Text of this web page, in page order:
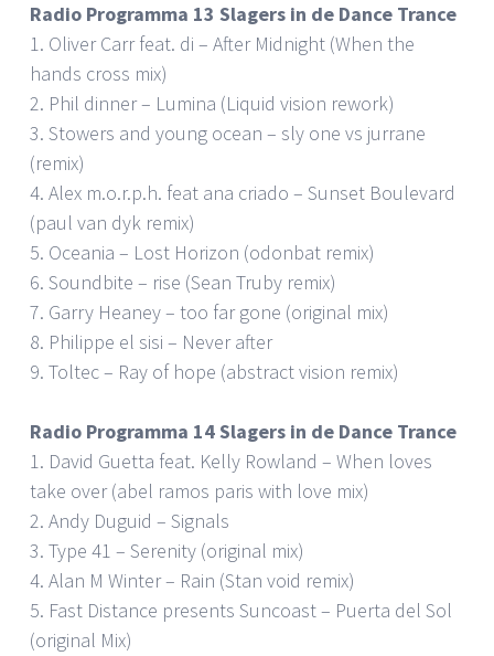
Radio Programma 13 Slagers in de Dance Trance
1. Oliver Carr feat. di – After Midnight (When the
hands cross mix)
2. Phil dinner – Lumina (Liquid vision rework)
3. Stowers and young ocean – sly one vs jurrane
(remix)
4. Alex m.o.r.p.h. feat ana criado – Sunset Boulevard
(paul van dyk remix)
5. Oceania – Lost Horizon (odonbat remix)
6. Soundbite – rise (Sean Truby remix)
7. Garry Heaney – too far gone (original mix)
8. Philippe el sisi – Never after
9. Toltec – Ray of hope (abstract vision remix)
Radio Programma 14 Slagers in de Dance Trance
1. David Guetta feat. Kelly Rowland – When loves
take over (abel ramos paris with love mix)
2. Andy Duguid – Signals
3. Type 41 – Serenity (original mix)
4. Alan M Winter – Rain (Stan void remix)
5. Fast Distance presents Suncoast – Puerta del Sol
(original Mix)